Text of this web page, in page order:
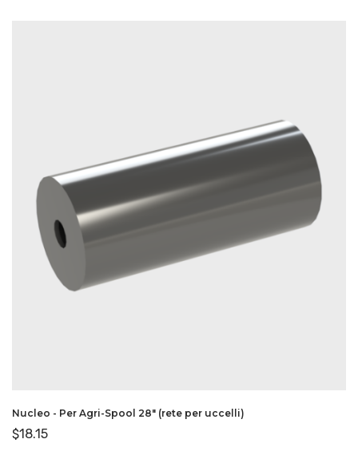
Nucleo - Per Agri-Spool 28″ (rete per uccelli)
$18.15